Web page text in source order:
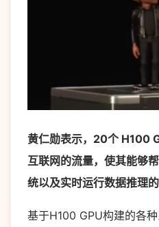
黄仁勋表示，20个 H100
互联网的流量，使其能够
统以及实时运行数据推理
基于H100 GPU构建的各